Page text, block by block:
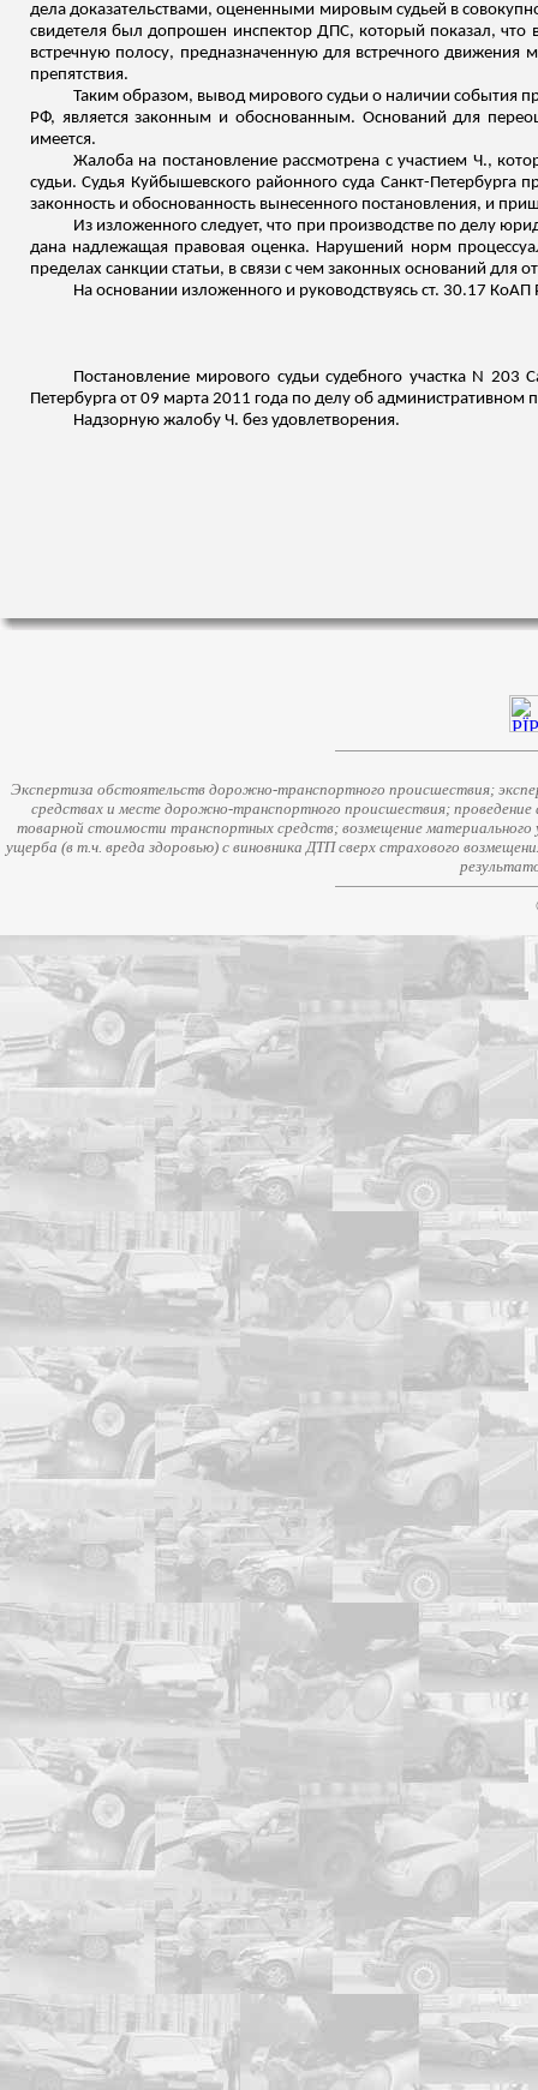
дела доказательствами, оцененными мировым судьей в
свидетеля был допрошен инспектор ДПС, который показал, что
встречную полосу, предназначенную для встречного
препятствия.
Таким образом, вывод мирового судьи о наличии события
РФ, является законным и обоснованным. Оснований для
имеется.
Жалоба на постановление рассмотрена с участием Ч.,
судьи. Судья Куйбышевского районного суда Санкт-
законность и обоснованность вынесенного постановления, и
Из изложенного следует, что при производстве по делу
дана надлежащая правовая оценка. Нарушений норм
пределах санкции статьи, в связи с чем законных оснований для
На основании изложенного и руководствуясь ст. 30.17 КоАП
Постановление мирового судьи судебного участка N
Петербурга от 09 марта 2011 года по делу об
Надзорную жалобу Ч. без удовлетворения.
Экспертиза обстоятельств дорожно-транспортного происшествия;
средствах и месте дорожно-транспортного происшествия;
товарной стоимости транспортных средств; возмещение
ущерба (в т.ч. вреда здоровью) с виновника ДТП сверх страхового